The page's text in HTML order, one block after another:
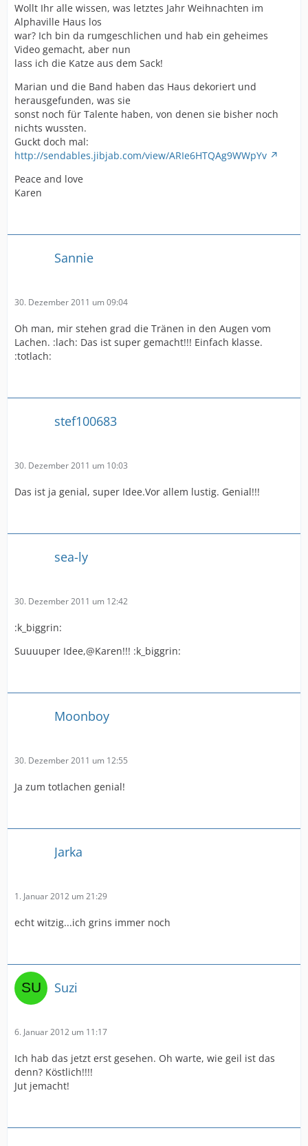
Wollt Ihr alle wissen, was letztes Jahr Weihnachten im
Alphaville Haus los
war? Ich bin da rumgeschlichen und hab ein geheimes
Video gemacht, aber nun
lass ich die Katze aus dem Sack!
Marian und die Band haben das Haus dekoriert und
herausgefunden, was sie
sonst noch für Talente haben, von denen sie bisher noch
nichts wussten.
Guckt doch mal:
http://sendables.jibjab.com/view/ARIe6HTQAg9WWpYv
Peace and love
Karen
Sannie
30. Dezember 2011 um 09:04
Oh man, mir stehen grad die Tränen in den Augen vom
Lachen. :lach: Das ist super gemacht!!! Einfach klasse.
:totlach:
stef100683
30. Dezember 2011 um 10:03
Das ist ja genial, super Idee.Vor allem lustig. Genial!!!
sea-ly
30. Dezember 2011 um 12:42
:k_biggrin:
Suuuuper Idee,@Karen!!! :k_biggrin:
Moonboy
30. Dezember 2011 um 12:55
Ja zum totlachen genial!
Jarka
1. Januar 2012 um 21:29
echt witzig...ich grins immer noch
Suzi
6. Januar 2012 um 11:17
Ich hab das jetzt erst gesehen. Oh warte, wie geil ist das
denn? Köstlich!!!!
Jut jemacht!